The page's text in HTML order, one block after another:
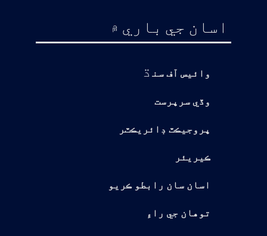
اسان جي باري ۾
وائيس آف سن ڌ
وڏي سرپرست
پروجيڪٽ ڊائريڪٽر
ڪيريئر
اسان سان رابطو ڪريو
توهان جي راءِ